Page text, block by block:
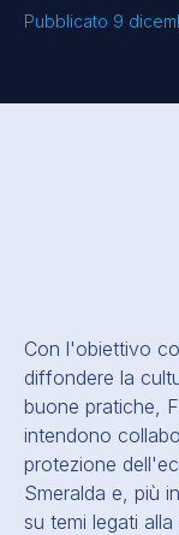
Pubblicato 9
Con l'obiettivo
diffondere la
buone pratiche,
intendono
protezione
Smeralda e, più
su temi legati